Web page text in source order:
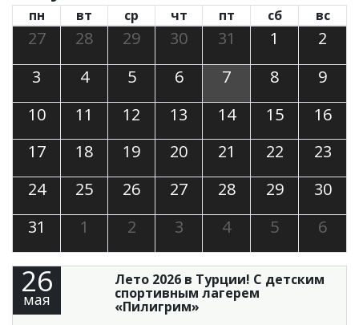
пн вт ср чт пт сб вс
27 28 29 30 31 1
2
3
4 5 6 7 8
9
10
11 12 13 14 15
16
17
18 19 20 21 22
23
24
25 26 27 28 29
30
31
1 2 3 4 5 6
26
мая
Лето 2026 в Турции! С детским
спортивным лагерем
«Пилигрим»